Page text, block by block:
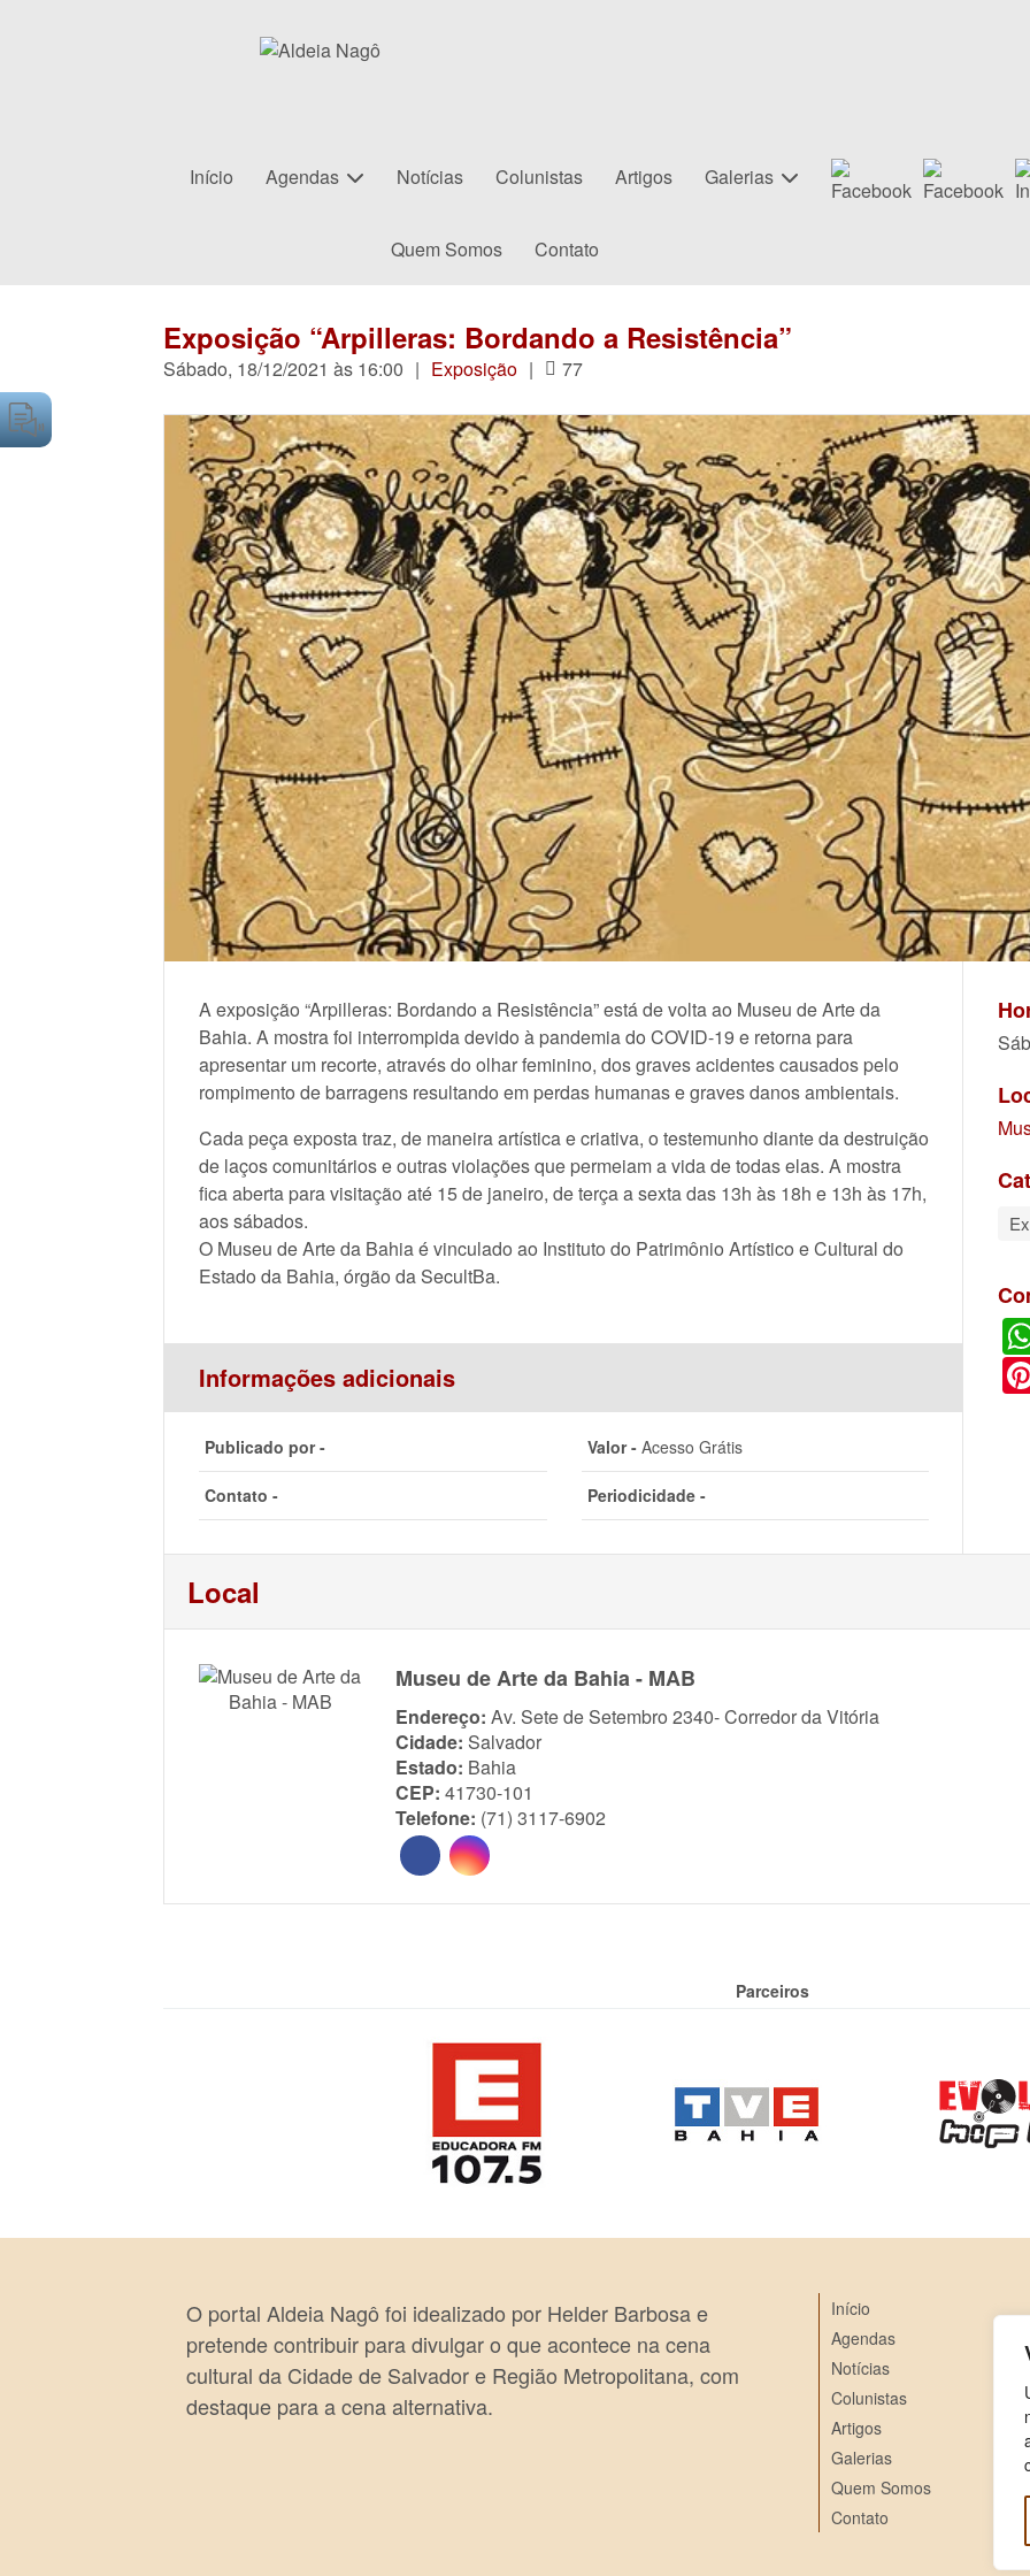
Início Agendas Notícias Colunistas Artigos Galerias
Quem Somos Contato
Exposição “Arpilleras: Bordando a Resistência”
Sábado, 18/12/2021 às 16:00 | Exposição | 77
A exposição “Arpilleras: Bordando a Resistência” está de volta ao Museu de Arte da
Bahia. A mostra foi interrompida devido à pandemia do COVID-19 e retorna para
apresentar um recorte, através do olhar feminino, dos graves acidentes causados pelo
rompimento de barragens resultando em perdas humanas e graves danos ambientais.
Cada peça exposta traz, de maneira artística e criativa, o testemunho diante da destruição
de laços comunitários e outras violações que permeiam a vida de todas elas. A mostra
fica aberta para visitação até 15 de janeiro, de terça a sexta das 13h às 18h e 13h às 17h,
aos sábados.
O Museu de Arte da Bahia é vinculado ao Instituto do Patrimônio Artístico e Cultural do
Estado da Bahia, órgão da SecultBa.
Informações adicionais
Publicado por - Valor -Acesso Grátis
Contato - Periodicidade -
Local
Museu de Arte da Bahia - MAB
Endereço: Av. Sete de Setembro 2340- Corredor da Vitória
Cidade: Salvador
Estado: Bahia
CEP: 41730-101
Telefone: (71) 3117-6902
Parceiros
O portal Aldeia Nagô foi idealizado por Helder Barbosa e
pretende contribuir para divulgar o que acontece na cena
cultural da Cidade de Salvador e Região Metropolitana, com
destaque para a cena alternativa.
Início
Agendas
Notícias
Colunistas
Artigos
Galerias
Quem Somos
Contato